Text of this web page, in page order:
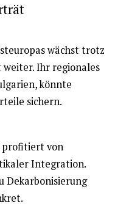
wächst trotz
Ihr regionales
könnte
sichern.
profitiert von
Integration.
Dekarbonisierung